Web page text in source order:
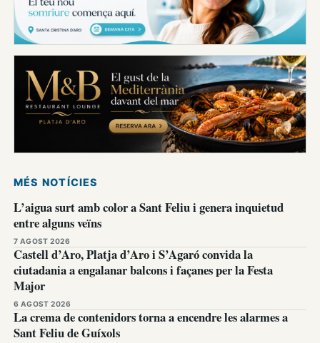
MÉS NOTÍCIES
L’aigua surt amb color a Sant Feliu i genera inquietud
entre alguns veïns
7 AGOST 2026
Castell d’Aro, Platja d’Aro i S’Agaró convida la
ciutadania a engalanar balcons i façanes per la Festa
Major
6 AGOST 2026
La crema de contenidors torna a encendre les alarmes a
Sant Feliu de Guíxols